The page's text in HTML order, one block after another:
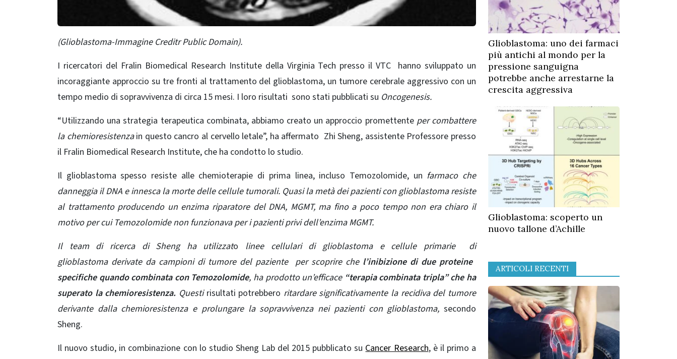
(Glioblastoma-Immagine Creditr Public Domain).
I ricercatori del Fralin Biomedical Research Institute della Virginia Tech presso il VTC hanno sviluppato un
incoraggiante approccio su tre fronti al trattamento del glioblastoma, un tumore cerebrale aggressivo con un
tempo medio di sopravvivenza di circa 15 mesi. I loro risultati sono stati pubblicati su Oncogenesis.
“Utilizzando una strategia terapeutica combinata, abbiamo creato un approccio promettente per combattere
la chemioresistenzain questo cancro al cervello letale”, ha affermato Zhi Sheng, assistente Professore presso
il Fralin Biomedical Research Institute, che ha condotto lo studio.
Il glioblastoma spesso resiste alle chemioterapie di prima linea, incluso Temozolomide, un farmaco che
danneggia il DNA e innesca la morte delle cellule tumorali. Quasi la metà dei pazienti con glioblastoma resiste
al trattamento producendo un enzima riparatore del DNA, MGMT, ma fino a poco tempo non era chiaro il
motivo per cui Temozolomide non funzionava per i pazienti privi dell’enzima MGMT.
Il team di ricerca di Sheng ha utilizzato linee cellulari di glioblastoma e cellule primarie di
glioblastoma derivate da campioni di tumore del pazienteper scoprire chel’inibizione di due proteine ​​
specifiche quando combinata con Temozolomide, ha prodotto un’efficace“terapia combinata tripla” che ha
superato la chemioresistenza. Questi risultati potrebbero ritardare significativamente la recidiva del tumore
derivante dalla chemioresistenza e prolungare la sopravvivenza nei pazienti con glioblastoma, secondo
Sheng.
Il nuovo studio, in combinazione con lo studio Sheng Lab del 2015 pubblicato su Cancer Research, è il primo a
Glioblastoma: uno dei farmaci
più antichi al mondo per la
pressione sanguigna
potrebbe anche arrestarne la
crescita aggressiva
Glioblastoma: scoperto un
nuovo tallone d’Achille
ARTICOLI RECENTI